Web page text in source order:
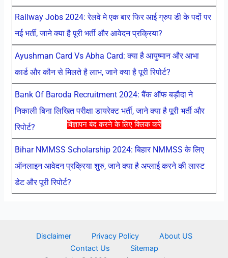
विज्ञापन बंद करने के लिए क्लिक करें
Railway Jobs 2024: रेलवे मे एक बार फिर आई ग्रुप डी के पदों पर
नई भर्ती, जाने क्या है पूरी भर्ती और आवेदन प्रक्रिया?
Ayushman Card Vs Abha Card: क्या है आयुष्मान और आभा
कार्ड और कौन से मिलते है लाभ, जाने क्या है पूरी रिपोर्ट?
Bank Of Baroda Recruitment 2024: बैंक ऑफ बड़ौदा ने
निकाली बिना लिखित परीक्षा डायरेक्ट भर्ती, जाने क्या है पूरी भर्ती और
रिपोर्ट?
Bihar NMMSS Scholarship 2024: बिहार NMMSS के लिए
ऑनलाइन आवेदन प्रक्रिया शुरु, जाने क्या है अप्लाई करने की लास्ट
डेट और पूरी रिपोर्ट?
Disclaimer Privacy Policy
About US
Contact Us
Sitemap